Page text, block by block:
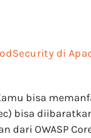
di
bisa
bisa
dari OWASP